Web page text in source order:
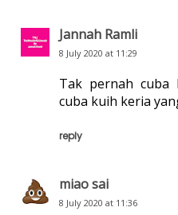
Jannah Ramli
8 July 2020 at 11:29
Tak pernah cuba
cuba kuih keria
reply
miao sai
8 July 2020 at 11:36